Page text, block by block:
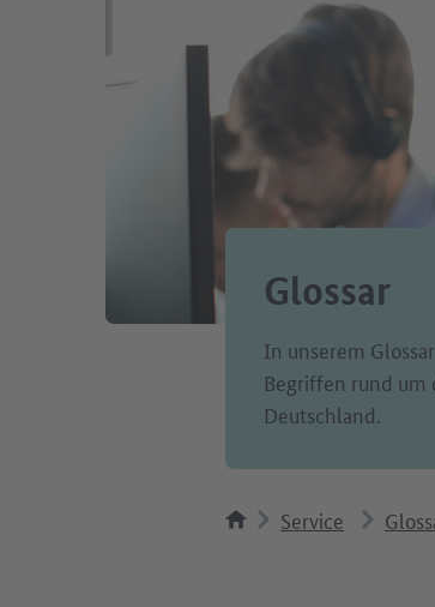
Glossar
In unserem
Begriffen rund um
Deutschland.
Service